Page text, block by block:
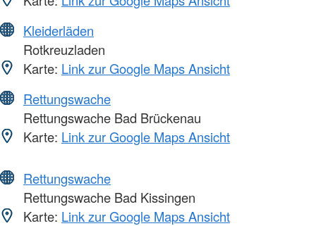
Kleiderläden
Rotkreuzladen
Karte: Link zur Google Maps Ansicht
Rettungswache
Rettungswache Bad Brückenau
Karte: Link zur Google Maps Ansicht
Rettungswache
Rettungswache Bad Kissingen
Karte: Link zur Google Maps Ansicht